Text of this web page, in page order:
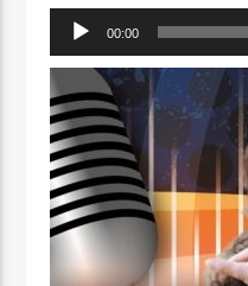
Lecteur
audio
00:00